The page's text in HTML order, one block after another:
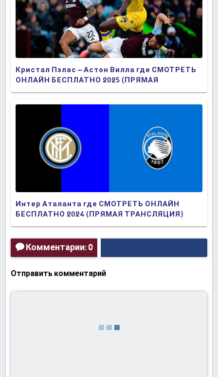
Кристал Пэлас – Астон Вилла где СМОТРЕТЬ
ОНЛАЙН БЕСПЛАТНО 2025 (ПРЯМАЯ
ТРАНСЛЯЦИЯ)
Интер Аталанта где СМОТРЕТЬ ОНЛАЙН
БЕСПЛАТНО 2024 (ПРЯМАЯ ТРАНСЛЯЦИЯ)
Комментарии: 0
Отправить комментарий